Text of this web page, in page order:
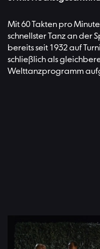
Mit 60 Takten pro
schnellster Tanz an der
bereits seit 1932 auf
schließlich als
Welttanzprogramm
Maria und der Baron von
of Music/ Meine Lieder –
1965)